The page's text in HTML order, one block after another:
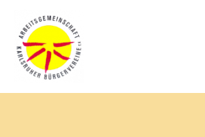
Inhalt
springen